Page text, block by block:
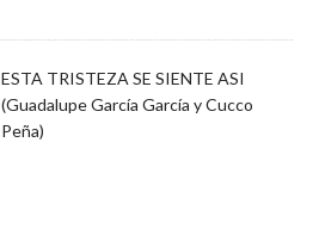
ESTA TRISTEZA SE SIENTE ASI
(Guadalupe García García y Cucco
Peña)